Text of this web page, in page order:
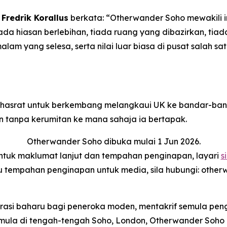
Korallus berkata: “Otherwander Soho
hiasan berlebihan, tiada ruang yang dibazirkan,
yang selesa, serta nilai luar biasa di pusat salah
untuk berkembang melangkaui UK ke bandar-
tanpa kerumitan ke mana sahaja ia bertapak.
Otherwander Soho dibuka mulai 1 Jun 2026.
maklumat lanjut dan tempahan penginapan, layari
penginapan untuk media, sila hubungi:
baharu bagi peneroka moden, mentakrif semula
di tengah-tengah Soho, London, Otherwander